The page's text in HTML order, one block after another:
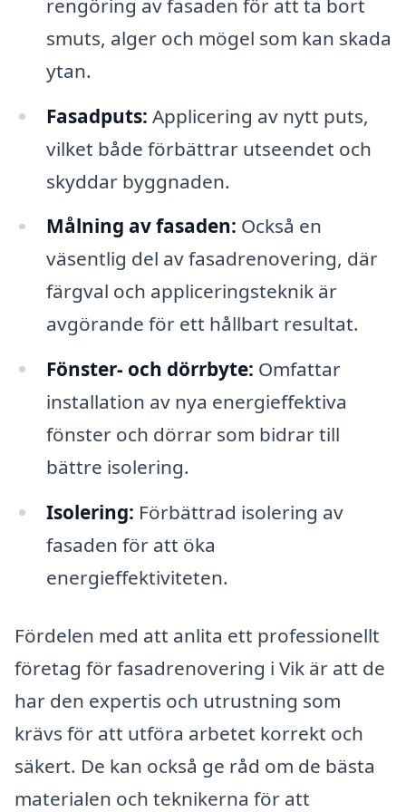
rengöring av fasaden för att ta bort
smuts, alger och mögel som kan skada
ytan.
Fasadputs: Applicering av nytt puts,
vilket både förbättrar utseendet och
skyddar byggnaden.
Målning av fasaden: Också en
väsentlig del av fasadrenovering, där
färgval och appliceringsteknik är
avgörande för ett hållbart resultat.
Fönster- och dörrbyte: Omfattar
installation av nya energieffektiva
fönster och dörrar som bidrar till
bättre isolering.
Isolering: Förbättrad isolering av
fasaden för att öka
energieffektiviteten.
Fördelen med att anlita ett professionellt
företag för fasadrenovering i Vik är att de
har den expertis och utrustning som
krävs för att utföra arbetet korrekt och
säkert. De kan också ge råd om de bästa
materialen och teknikerna för att